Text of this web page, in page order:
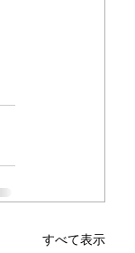
すべて表示